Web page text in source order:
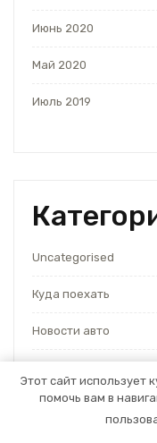
Июнь 2020
Май 2020
Июль 2019
Uncategorised
Куда поехать
Новости авто
Ремонт — это просто
Этот сайт использует
помочь вам в